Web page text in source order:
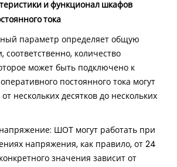
и функционал шкафов
тока
параметр определяет общую
количество
может быть подключено к
постоянного тока могут
нескольких десятков до нескольких
ШОТ могут работать при
напряжения, как правило, от 24
значения зависит от